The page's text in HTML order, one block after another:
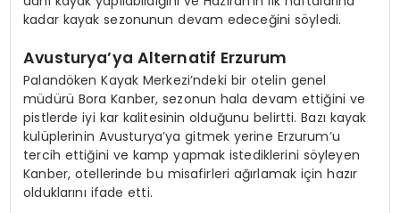
kadar kayak sezonunun devam edeceğini söyledi.
Avusturya’ya Alternatif Erzurum
Palandöken Kayak Merkezi’ndeki bir otelin genel
müdürü Bora Kanber, sezonun hala devam ettiğini ve
pistlerde iyi kar kalitesinin olduğunu belirtti. Bazı kayak
kulüplerinin Avusturya’ya gitmek yerine Erzurum’u
tercih ettiğini ve kamp yapmak istediklerini söyleyen
Kanber, otellerinde bu misafirleri ağırlamak için hazır
olduklarını ifade etti.